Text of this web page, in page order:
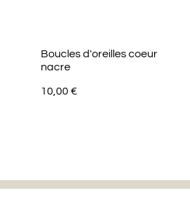
Boucles d'oreilles coeur
nacre
10,00 €